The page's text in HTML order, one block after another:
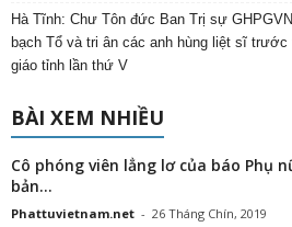
Hà Tĩnh: Chư Tôn đức Ban Trị sự
bạch Tổ và tri ân các anh hùng liệt sĩ
giáo tỉnh lần thứ V
BÀI XEM NHIỀU
Cô phóng viên lẳng lơ của báo Phụ
bản...
Phattuvietnam.net - 26 Tháng Chín, 2019